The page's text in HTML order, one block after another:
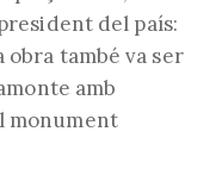
del país:
obra també va ser
amb
monument